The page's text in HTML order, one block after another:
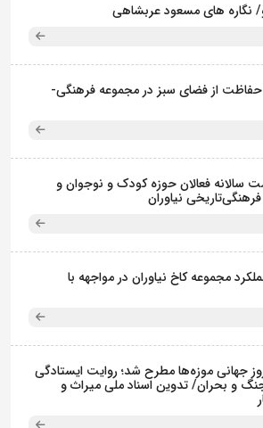
نگاره های مسعود عربشاهی
از فضای سبز در مجموعه فرهنگی-
سالانه فعالان حوزه کودک و نوجوان و
نیاوران
مجموعه کاخ نیاوران در مواجهه با
جهانی موزه‌ها مطرح شد؛ روایت ایستادگی
جنگ و بحران/ تدوین اسناد ملی میراث و